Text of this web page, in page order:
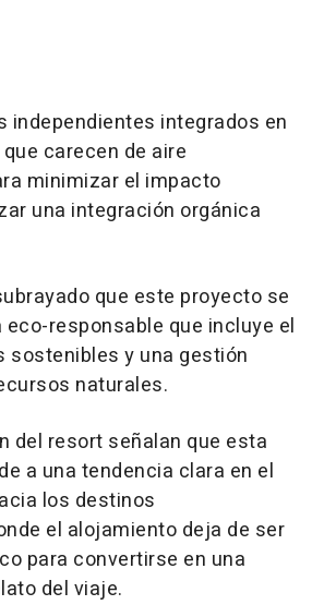
independientes integrados en
carecen de aire
minimizar el impacto
una integración orgánica
que este proyecto se
responsable que incluye el
sostenibles y una gestión
naturales.
del resort señalan que esta
a una tendencia clara en el
los destinos
el alojamiento deja de ser
para convertirse en una
del viaje.